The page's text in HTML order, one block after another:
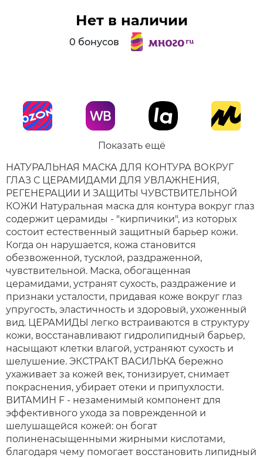
Нет в наличии
0 бонусов
Показать ещё
НАТУРАЛЬНАЯ МАСКА ДЛЯ КОНТУРА ВОКРУГ
ГЛАЗ С ЦЕРАМИДАМИ ДЛЯ УВЛАЖНЕНИЯ,
РЕГЕНЕРАЦИИ И ЗАЩИТЫ ЧУВСТВИТЕЛЬНОЙ
КОЖИ Натуральная маска для контура вокруг глаз
содержит церамиды - "кирпичики", из которых
состоит естественный защитный барьер кожи.
Когда он нарушается, кожа становится
обезвоженной, тусклой, раздраженной,
чувствительной. Маска, обогащенная
церамидами, устранят сухость, раздражение и
признаки усталости, придавая коже вокруг глаз
упругость, эластичность и здоровый, ухоженный
вид. ЦЕРАМИДЫ легко встраиваются в структуру
кожи, восстанавливают гидролипидный барьер,
насыщают клетки влагой, устраняют сухость и
шелушение. ЭКСТРАКТ ВАСИЛЬКА бережно
ухаживает за кожей век, тонизирует, снимает
покраснения, убирает отеки и припухлости.
ВИТАМИН F - незаменимый компонент для
эффективного ухода за поврежденной и
шелушащейся кожей: он богат
полиненасыщенными жирными кислотами,
благодаря чему помогает восстановить липидный